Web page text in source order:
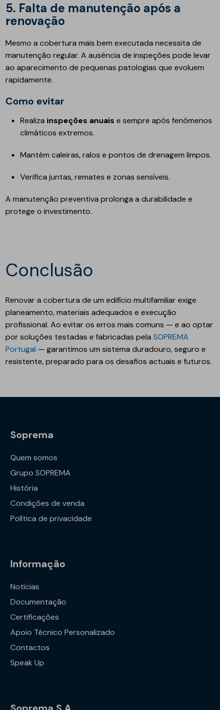
5. Falta de manutenção após a
renovação
Mesmo a cobertura mais bem executada necessita de
manutenção regular. A ausência de inspeções pode levar
ao aparecimento de pequenas patologias que evoluem
rapidamente.
Como evitar
Realiza inspeções anuais e sempre após fenómenos
climáticos extremos.
Mantém caleiras, ralos e pontos de drenagem limpos.
Verifica juntas, remates e zonas sensíveis.
A manutenção preventiva prolonga a durabilidade e
protege o investimento.
Conclusão
Renovar a cobertura de um edifício multifamiliar exige
planeamento, materiais adequados e execução
profissional. Ao evitar os erros mais comuns — e ao optar
por soluções testadas e fabricadas pelaSOPREMA
Portugal — garantimos um sistema duradouro, seguro e
resistente, preparado para os desafios actuais e futuros.
Soprema
Quem somos
Grupo SOPREMA
História
Condições de venda
Política de privacidade
Informação
Notícias
Documentação
Certificações
Apoio Técnico Personalizado
Contactos
Speak Up